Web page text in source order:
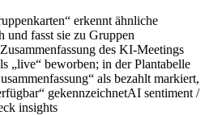
erkennt ähnliche
und fasst sie zu Gruppen
des KI-Meetings
„live“ beworben; in der Plantabelle
als bezahlt markiert,
gekennzeichnetAI sentiment /
insights